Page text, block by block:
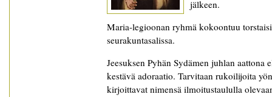
jälkeen.
Maria-legioonan ryhmä kokoontuu
seurakuntasalissa.
Jeesuksen Pyhän Sydämen juhlan
kestävä adoraatio. Tarvitaan rukoilijoita
kirjoittavat nimensä ilmoitustaululla